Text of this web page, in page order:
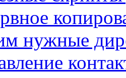
нужные